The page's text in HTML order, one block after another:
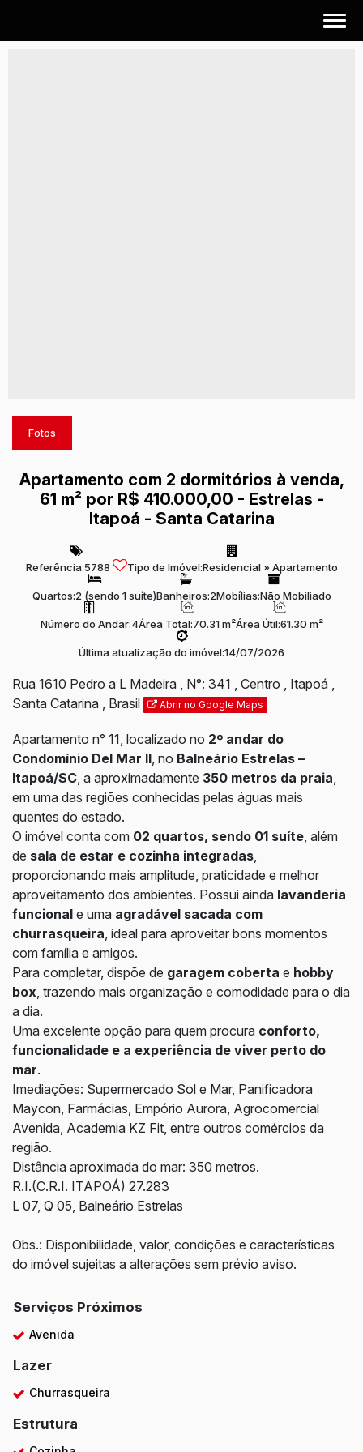
Fotos
Apartamento com 2 dormitórios à venda,
61 m² por R$ 410.000,00 - Estrelas -
Itapoá - Santa Catarina
Referência:5788 Tipo de Imóvel:Residencial» Apartamento
Quartos:2 (sendo 1 suíte)Banheiros:2Mobílias:Não Mobiliado
Número do Andar:4Área Total:70.31 m²Área Útil:61.30 m²
Última atualização do imóvel:14/07/2026
Rua 1610 Pedro a L Madeira , N°: 341 , Centro , Itapoá ,
Santa Catarina , Brasil Abrir no Google Maps
Apartamento n° 11, localizado no 2º andar do
Condomínio Del Mar II, no Balneário Estrelas –
Itapoá/SC, a aproximadamente 350 metros da praia,
em uma das regiões conhecidas pelas águas mais
quentes do estado.
O imóvel conta com 02 quartos, sendo 01 suíte, além
de sala de estar e cozinha integradas,
proporcionando mais amplitude, praticidade e melhor
aproveitamento dos ambientes. Possui ainda lavanderia
funcional e uma agradável sacada com
churrasqueira, ideal para aproveitar bons momentos
com família e amigos.
Para completar, dispõe de garagem coberta e hobby
box, trazendo mais organização e comodidade para o dia
a dia.
Uma excelente opção para quem procura conforto,
funcionalidade e a experiência de viver perto do
mar.
Imediações: Supermercado Sol e Mar, Panificadora
Maycon, Farmácias, Empório Aurora, Agrocomercial
Avenida, Academia KZ Fit, entre outros comércios da
região.
Distância aproximada do mar: 350 metros.
R.I.(C.R.I. ITAPOÁ) 27.283
L 07, Q 05, Balneário Estrelas
Obs.: Disponibilidade, valor, condições e características
do imóvel sujeitas a alterações sem prévio aviso.
Serviços Próximos
Avenida
Lazer
Churrasqueira
Estrutura